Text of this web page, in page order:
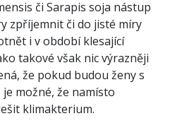
či Sarapis soja nástup
zpříjemnit či do jisté míry
i v období klesající
takové však nic výrazněji
že pokud budou ženy s
možné, že namísto
klimakterium.